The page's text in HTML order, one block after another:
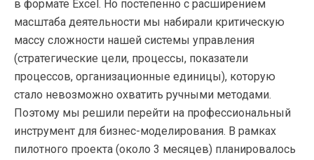
в формате Excel. Но постепенно с расширением
масштаба деятельности мы набирали критическую
массу сложности нашей системы управления
(стратегические цели, процессы, показатели
процессов, организационные единицы), которую
стало невозможно охватить ручными методами.
Поэтому мы решили перейти на профессиональный
инструмент для бизнес-моделирования. В рамках
пилотного проекта (около 3 месяцев) планировалось